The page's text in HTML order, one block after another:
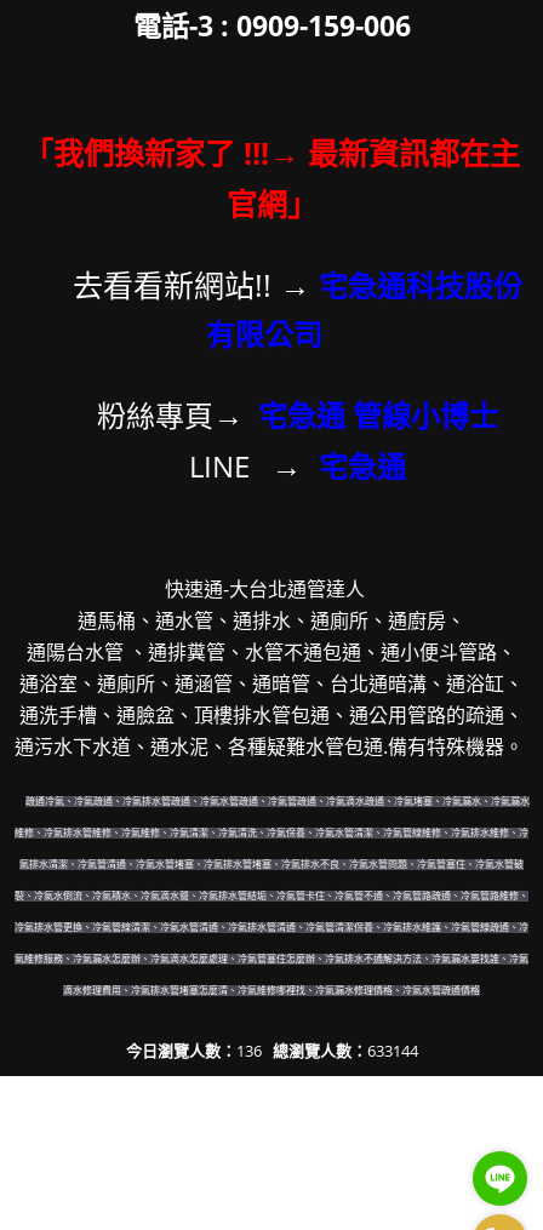
電話-3 : 0909-159-006
「我們換新家了 !!!→ 最新資訊都在主
官網」
去看看新網站!! → 宅急通科技股份
有限公司
粉絲專頁 → 宅急通 管線小博士
LINE
→ 宅急通
快速通-大台北通管達人
通馬桶、通水管、通排水、通廁所、通廚房、
通陽台水管 、通排糞管、水管不通包通、通小便斗管路、
通浴室、通廁所、通涵管、通暗管、台北通暗溝、通浴缸、
通洗手槽、通臉盆、頂樓排水管包通、通公用管路的疏通、
通污水下水道、通水泥、各種疑難水管包通.備有特殊機器。
疏通冷氣、冷氣疏通、冷氣排水管疏通、冷氣水管疏通、冷氣管疏通、冷氣滴水疏通、冷氣堵塞、冷氣漏水、冷氣漏水
維修、冷氣排水管維修、冷氣維修、冷氣清潔、冷氣清洗、冷氣保養、冷氣水管清潔、冷氣管線維修、冷氣排水維修、冷
氣排水清潔、冷氣管清通、冷氣水管堵塞、冷氣排水管堵塞、冷氣排水不良、冷氣水管問題、冷氣管塞住、冷氣水管破
裂、冷氣水倒流、冷氣積水、冷氣滴水聲、冷氣排水管結垢、冷氣管卡住、冷氣管不通、冷氣管路疏通、冷氣管路維修、
冷氣排水管更換、冷氣管線清潔、冷氣水管清通、冷氣排水管清通、冷氣管清潔保養、冷氣排水維護、冷氣管線疏通、冷
氣維修服務、冷氣漏水怎麼辦、冷氣滴水怎麼處理、冷氣管塞住怎麼辦、冷氣排水不通解決方法、冷氣漏水要找誰、冷氣
滴水修理費用、冷氣排水管堵塞怎麼清、冷氣維修哪裡找、冷氣漏水修理價格、冷氣水管疏通價格
今日瀏覽人數： 136 總瀏覽人數： 633144